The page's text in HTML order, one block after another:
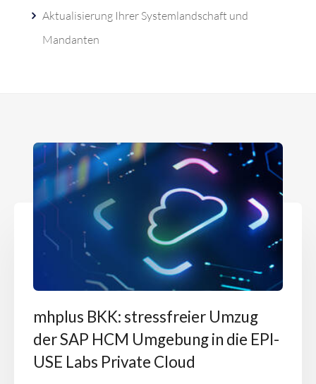
Aktualisierung Ihrer Systemlandschaft und
Mandanten
mhplus BKK: stressfreier Umzug
der SAP HCM Umgebung in die EPI-
USE Labs Private Cloud